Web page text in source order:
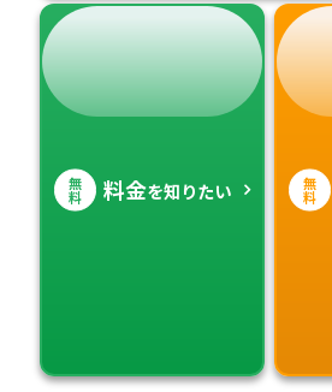
無
料 料金を知りたい 無
料